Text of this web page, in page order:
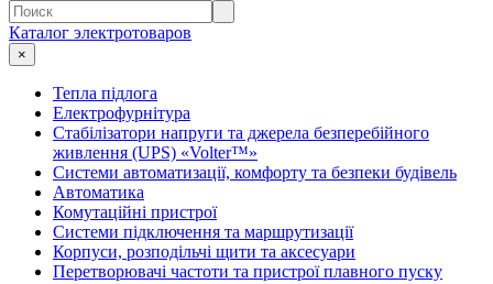
Каталог электротоваров
×
Тепла підлога
Електрофурнітура
Cтабілізатори напруги та джерела безперебійного
живлення (UPS) «Volter™»
Системи автоматизації, комфорту та безпеки будівель
Автоматика
Комутаційні пристрої
Системи підключення та маршрутизації
Корпуси, розподільчі щити та аксесуари
Перетворювачі частоти та пристрої плавного пуску